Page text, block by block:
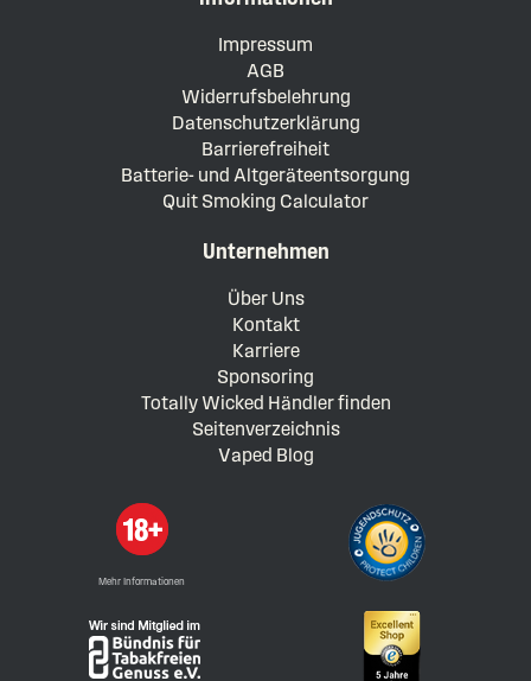
Impressum
AGB
Widerrufsbelehrung
Datenschutzerklärung
Barrierefreiheit
Batterie- und Altgeräteentsorgung
Quit Smoking Calculator
Unternehmen
Über Uns
Kontakt
Karriere
Sponsoring
Totally Wicked Händler finden
Seitenverzeichnis
Vaped Blog
Mehr Informationen